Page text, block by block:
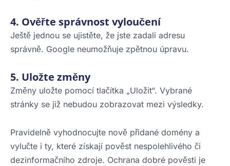
4. Ověřte správnost vyloučení
Ještě jednou se ujistěte, že jste zadali adresu
správně. Google neumožňuje zpětnou úpravu.
5. Uložte změny
Změny uložte pomocí tlačítka „Uložit“. Vybrané
stránky se již nebudou zobrazovat mezi výsledky.
Pravidelně vyhodnocujte nově přidané domény a
vylučte i ty, které získají pověst nespolehlivého či
dezinformačního zdroje. Ochrana dobré pověsti je